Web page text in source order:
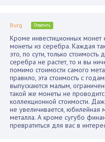
Burg Ответить
Кроме инвестиционных монет
монеты из серебра. Каждая
это, по сути, только
серебра не растет, то и вы
помимо стоимости самого
правило, эта стоимость с
выпускаются малым,
такой же монеты не
коллекционной стоимости.
не увеличивается, юбилейная
металла. А кроме сугубо
превратиться для вас в